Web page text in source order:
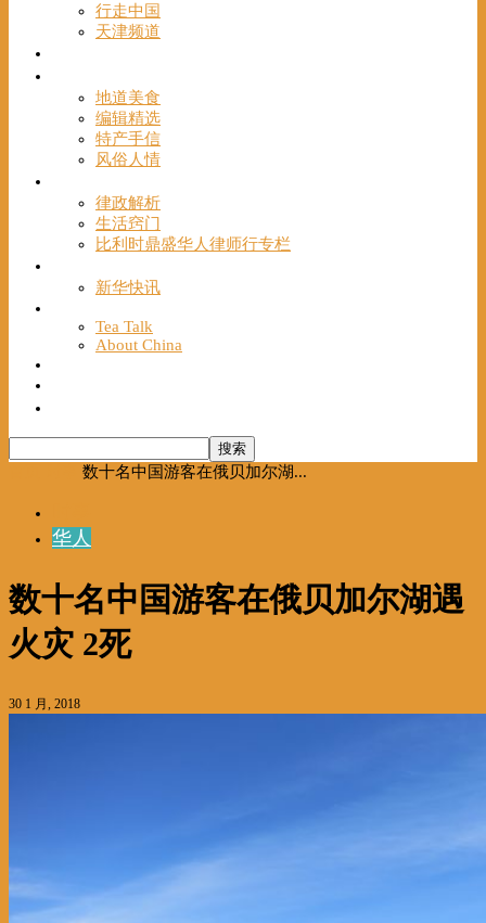
行走中国
天津频道
地道美食
编辑精选
特产手信
风俗人情
律政解析
生活窍门
比利时鼎盛华人律师行专栏
新华快讯
Tea Talk
About China
数十名中国游客在俄贝加尔湖...
华人
数十名中国游客在俄贝加尔湖遇
火灾 2死
30 1 月, 2018